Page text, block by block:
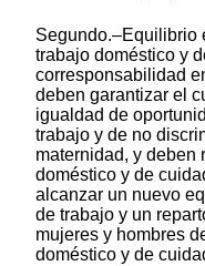
Segundo.–Equilibrio
trabajo doméstico y
corresponsabilidad
deben garantizar el
igualdad de
trabajo y de no
maternidad, y deben
doméstico y de
alcanzar un nuevo
de trabajo y un
mujeres y hombres
doméstico y de